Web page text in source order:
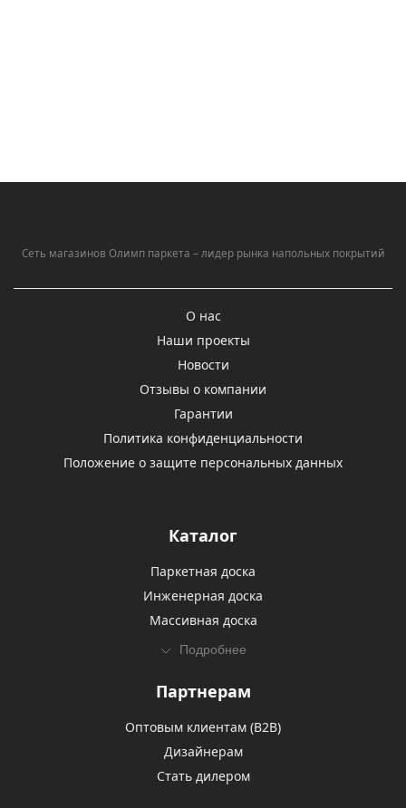
Сеть магазинов Олимп паркета – лидер рынка напольных покрытий
О нас
Наши проекты
Новости
Отзывы о компании
Гарантии
Политика конфиденциальности
Положение о защите персональных данных
Каталог
Паркетная доска
Инженерная доска
Массивная доска
Подробнее
Партнерам
Оптовым клиентам (В2В)
Дизайнерам
Стать дилером